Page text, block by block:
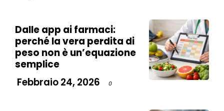
Dalle app ai farmaci:
perché la vera perdita di
peso non è un’equazione
semplice
Febbraio 24, 2026
0